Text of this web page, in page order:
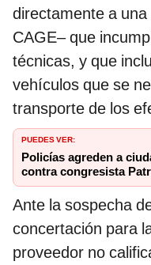
directamente a
CAGE– que
técnicas, y que
vehículos que se
transporte de los
PUEDES VER:
Policías agreden a
contra congresista
Ante la sospecha
concertación para
proveedor no